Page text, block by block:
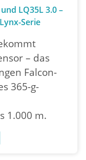
LQ35L 3.0 –
Serie
– das
Falcon-
365-g-
1.000 m.